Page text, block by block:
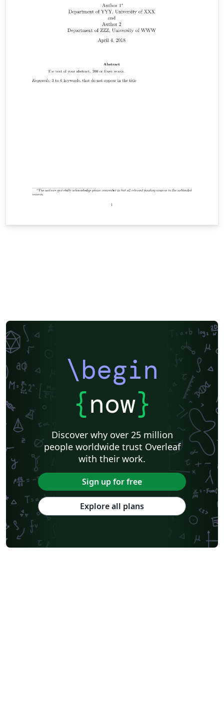
\begin
{now}
Discover why over 25 million
people worldwide trust Overleaf
with their work.
Sign up for free
Explore all plans